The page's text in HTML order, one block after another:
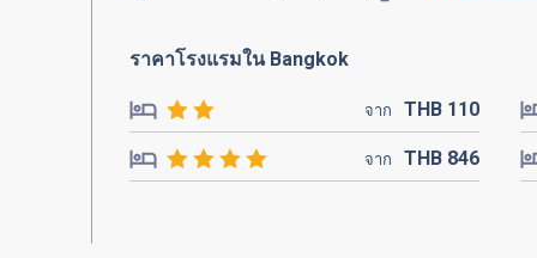
ราคาโรงแรมใน Bangkok
จาก THB 110
จาก THB 846